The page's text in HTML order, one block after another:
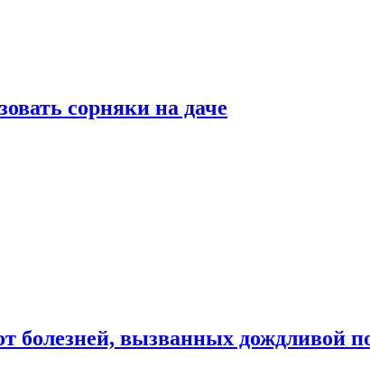
сорняки на даче
болезней, вызванных дождливой